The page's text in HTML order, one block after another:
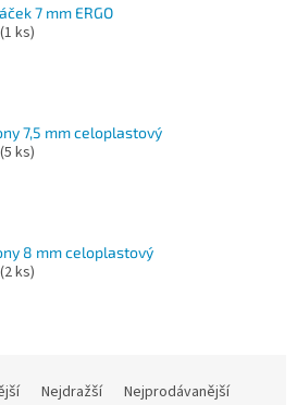
7 mm ERGO
(1 ks)
7,5 mm celoplastový
(5 ks)
8 mm celoplastový
(2 ks)
Nejdražší
Nejprodávanější